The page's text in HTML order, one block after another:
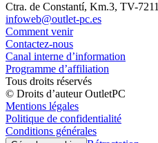
Ctra. de Constantí, Km.3, TV-
infoweb@outlet-pc.es
Comment venir
Contactez-nous
Canal interne d’information
Programme d’affiliation
Tous droits réservés
© Droits d’auteur OutletPC
Mentions légales
Politique de confidentialité
Conditions générales